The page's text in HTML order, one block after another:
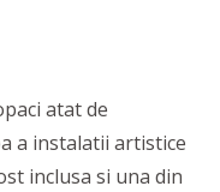
atat de
a instalatii artistice
inclusa si una din